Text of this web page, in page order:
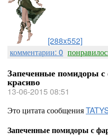
[288x552]
комментарии: 0
Запеченные помидоры
красиво
13-06-2015 08:51
Это цитата сообщения
Запеченные помидоры с